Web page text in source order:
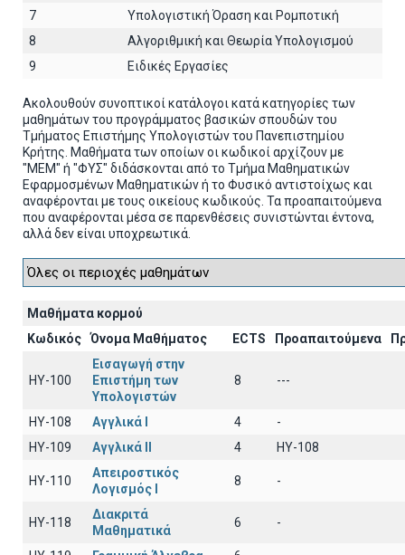
7
Υπολογιστική Όραση και Ρομποτική
8
Αλγοριθμική και Θεωρία Υπολογισμού
9
Ειδικές Εργασίες
Ακολουθούν συνοπτικοί κατάλογοι κατά κατηγορίες των
μαθημάτων του προγράμματος βασικών σπουδών του
Τμήματος Επιστήμης Υπολογιστών του Πανεπιστημίου
Κρήτης. Μαθήματα των οποίων οι κωδικοί αρχίζουν με
"ΜΕΜ" ή "ΦΥΣ" διδάσκονται από το Τμήμα Μαθηματικών
Εφαρμοσμένων Μαθηματικών ή το Φυσικό αντιστοίχως και
αναφέρονται με τους οικείους κωδικούς. Τα προαπαιτούμενα
που αναφέρονται μέσα σε παρενθέσεις συνιστώνται έντονα,
αλλά δεν είναι υποχρεωτικά.
Μαθήματα κορμού
Κωδικός
Όνομα Μαθήματος ECTS Προαπαιτούμενα
HY-100
Εισαγωγή στην
Επιστήμη των
Υπολογιστών
8 ---
HY-108 Αγγλικά I 4
-
HY-109
Αγγλικά II 4 HY-108
HY-110
Απειροστικός
Λογισμός Ι
8 -
HY-118
Διακριτά
Μαθηματικά
6 -